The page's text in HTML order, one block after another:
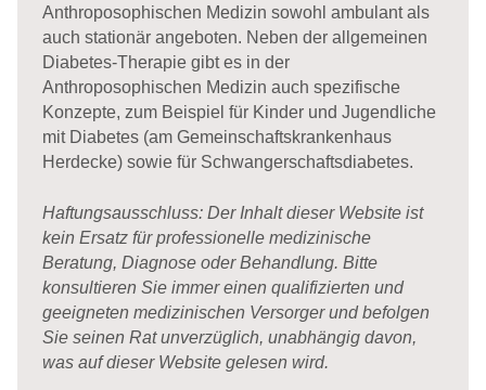
Anthroposophischen Medizin sowohl ambulant als
auch stationär angeboten. Neben der allgemeinen
Diabetes-Therapie gibt es in der
Anthroposophischen Medizin auch spezifische
Konzepte, zum Beispiel für Kinder und Jugendliche
mit Diabetes (am Gemeinschaftskrankenhaus
Herdecke) sowie für Schwangerschaftsdiabetes.
Haftungsausschluss: Der Inhalt dieser Website ist
kein Ersatz für professionelle medizinische
Beratung, Diagnose oder Behandlung. Bitte
konsultieren Sie immer einen qualifizierten und
geeigneten medizinischen Versorger und befolgen
Sie seinen Rat unverzüglich, unabhängig davon,
was auf dieser Website gelesen wird.